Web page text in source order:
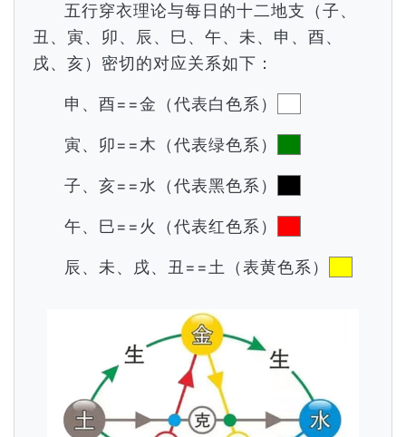
五行穿衣理论与每日的十二地支（子、
丑、寅、卯、辰、巳、午、未、申、酉、
戌、亥）密切的对应关系如下：
申、酉==金（代表白色系）
寅、卯==木（代表绿色系）
子、亥==水（代表黑色系）
午、巳==火（代表红色系）
辰、未、戌、丑==土（表黄色系）